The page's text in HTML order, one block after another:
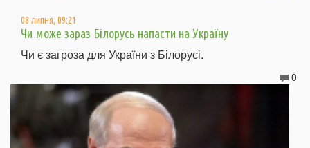
08 липня, 09:21
Чи може зараз Білорусь напасти на Україну
Чи є загроза для України з Білорусі.
0